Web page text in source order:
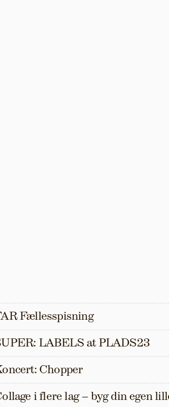
Fællesspisning
LABELS at PLADS23
Chopper
i flere lag – byg din egen